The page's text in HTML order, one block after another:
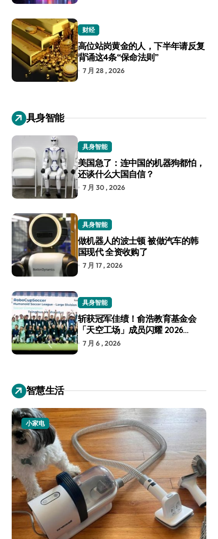
财经
高位站岗黄金的人，下半年请反复
背诵这4条“保命法则”
7 月 28 , 2026
具身智能
具身智能
美国急了：连中国的机器狗都怕，
还谈什么大国自信？
7 月 30 , 2026
具身智能
做机器人的波士顿 被做汽车的韩
国现代 全资收购了
7 月 17 , 2026
具身智能
斩获冠军佳绩！俞浩教育基金会
「天空工场」成员闪耀 2026
RoboCup 机器人世界杯
7 月 6 , 2026
智慧生活
小家电